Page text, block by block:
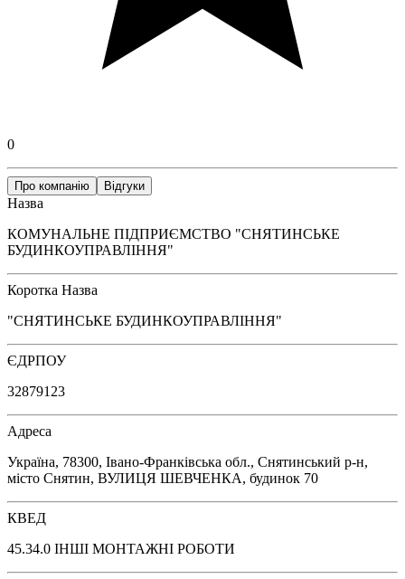
0
Про компанію Відгуки
Назва
КОМУНАЛЬНЕ ПІДПРИЄМСТВО "СНЯТИНСЬКЕ
БУДИНКОУПРАВЛІННЯ"
Коротка Назва
"СНЯТИНСЬКЕ БУДИНКОУПРАВЛІННЯ"
ЄДРПОУ
32879123
Адреса
Україна, 78300, Івано-Франківська обл., Снятинський р-н,
місто Снятин, ВУЛИЦЯ ШЕВЧЕНКА, будинок 70
КВЕД
45.34.0 ІНШІ МОНТАЖНІ РОБОТИ